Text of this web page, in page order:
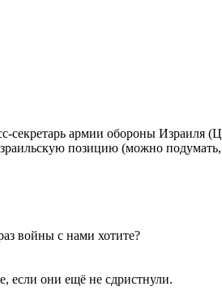
секретарь армии обороны
позицию (можно
войны с нами хотите?
если они ещё не сдристнули.